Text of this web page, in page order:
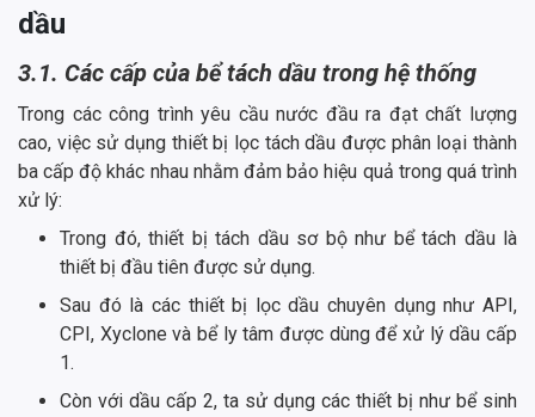
dầu
3.1. Các cấp của bể tách dầu trong hệ thống
Trong các công trình yêu cầu nước đầu ra đạt chất lượng
cao, việc sử dụng thiết bị lọc tách dầu được phân loại thành
ba cấp độ khác nhau nhằm đảm bảo hiệu quả trong quá trình
xử lý:
Trong đó, thiết bị tách dầu sơ bộ như bể tách dầu là
thiết bị đầu tiên được sử dụng.
Sau đó là các thiết bị lọc dầu chuyên dụng như API,
CPI, Xyclone và bể ly tâm được dùng để xử lý dầu cấp
1.
Còn với dầu cấp 2, ta sử dụng các thiết bị như bể sinh